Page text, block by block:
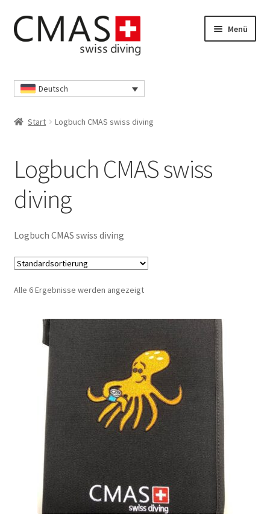
Zur
Navigation
Zum
Inhalt
Menü
Kasse
Richtlinie für Rückerstattungen und Rückgaben
Shop
Unsere AGB’s
Warenkorb
Kontakt
Impressum
Unsere AGB’s orininal
Deutsch
Start Logbuch CMAS swiss diving
Logbuch CMAS swiss
diving
Logbuch CMAS swiss diving
Alle 6 Ergebnisse werden angezeigt